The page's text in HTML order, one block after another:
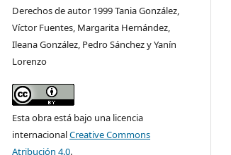
Derechos de autor 1999 Tania González,
Víctor Fuentes, Margarita Hernández,
Ileana González, Pedro Sánchez y Yanín
Lorenzo
Esta obra está bajo una licencia
internacionalCreative Commons
Atribución 4.0.